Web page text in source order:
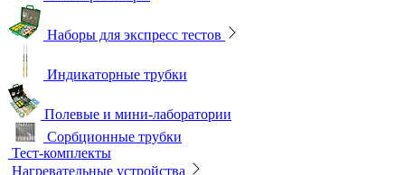
Люминесцентные микроскопы
Металлографические микроскопы
Объективы для микроскопов
Окуляры для микроскопов
Поляризационные микроскопы
Стереоскопические микроскопы
Учебные микроскопы
Цифровые камеры для микроскопов
Цифровые микроскопы